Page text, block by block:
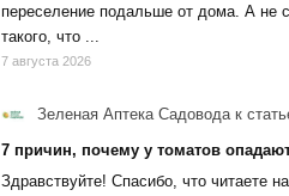
переселение подальше от дома. А не
такого, что ...
7 августа 2026
Зеленая Аптека Садовода к
7 причин, почему у томатов
Здравствуйте! Спасибо, что читаете